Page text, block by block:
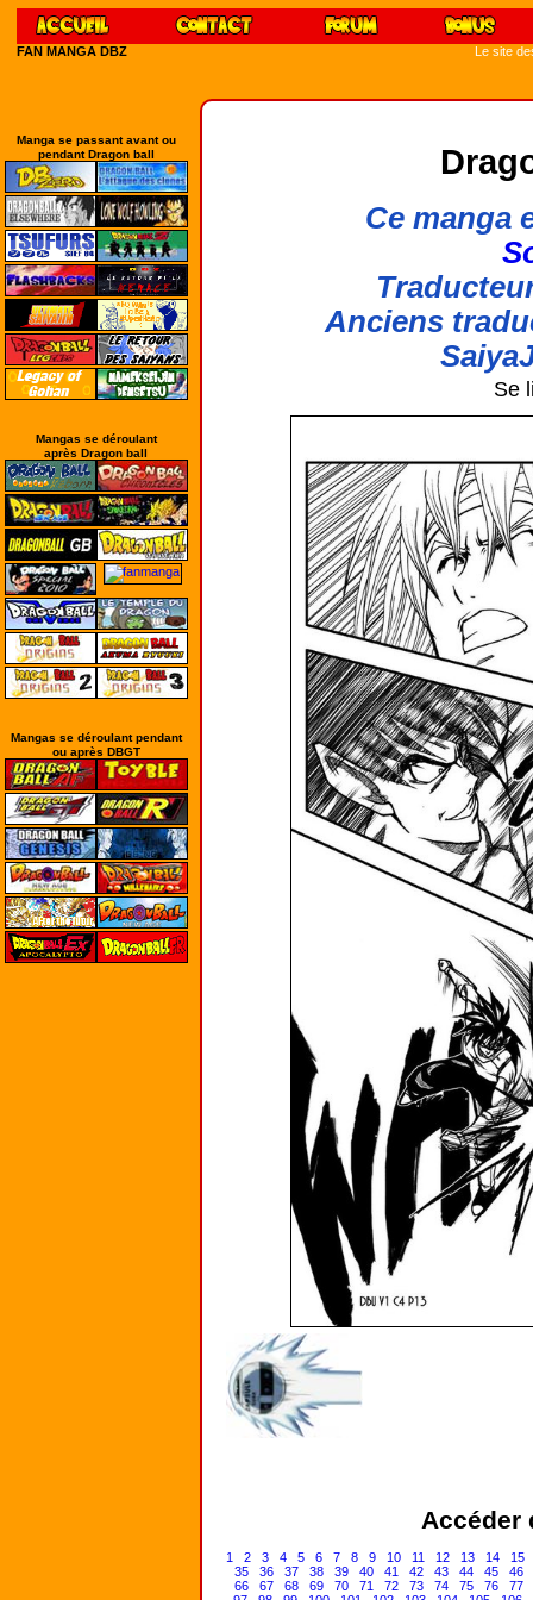
FAN MANGA DBZ Le site
Manga se passant avant ou
pendant Dragon ball
Mangas se déroulant
après Dragon ball
Mangas se déroulant pendant
ou après DBGT
Ce manga
Anciens
Se
Accéder
1 2 3 4 5 6 7 8 9 10 11 12 13 14
15
35
36 37 38 39 40 41 42 43 44 45
46
66
67 68 69 70 71 72 73 74 75 76
77